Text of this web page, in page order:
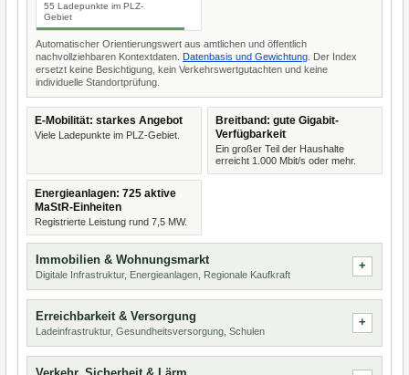
55 Ladepunkte im PLZ-
Gebiet
Automatischer Orientierungswert aus amtlichen und öffentlich
nachvollziehbaren Kontextdaten. Datenbasis und Gewichtung . Der Index
ersetzt keine Besichtigung, kein Verkehrswertgutachten und keine
individuelle Standortprüfung.
E-Mobilität: starkes Angebot
Viele Ladepunkte im PLZ-Gebiet.
Breitband: gute Gigabit-
Verfügbarkeit
Ein großer Teil der Haushalte
erreicht 1.000 Mbit/s oder mehr.
Energieanlagen: 725 aktive
MaStR-Einheiten
Registrierte Leistung rund 7,5 MW.
Immobilien & Wohnungsmarkt
Digitale Infrastruktur, Energieanlagen, Regionale Kaufkraft
Erreichbarkeit & Versorgung
Ladeinfrastruktur, Gesundheitsversorgung, Schulen